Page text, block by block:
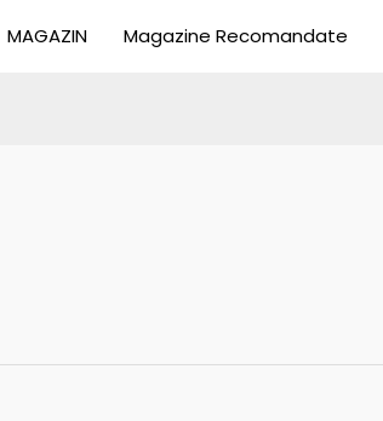
MAGAZIN Magazine Recomandate